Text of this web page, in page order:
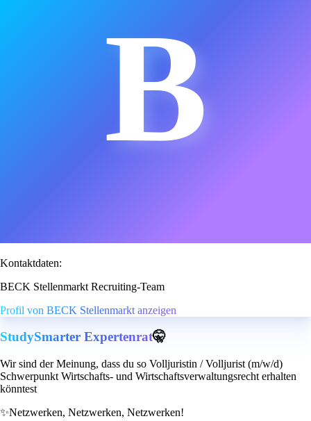
B
Kontaktdaten:
BECK Stellenmarkt Recruiting-Team
Profil von BECK Stellenmarkt anzeigen
StudySmarter Expertenrat🤫
Wir sind der Meinung, dass du so Volljuristin / Volljurist (m/w/d)
Schwerpunkt Wirtschafts- und Wirtschaftsverwaltungsrecht erhalten
könntest
✨Netzwerken, Netzwerken, Netzwerken!